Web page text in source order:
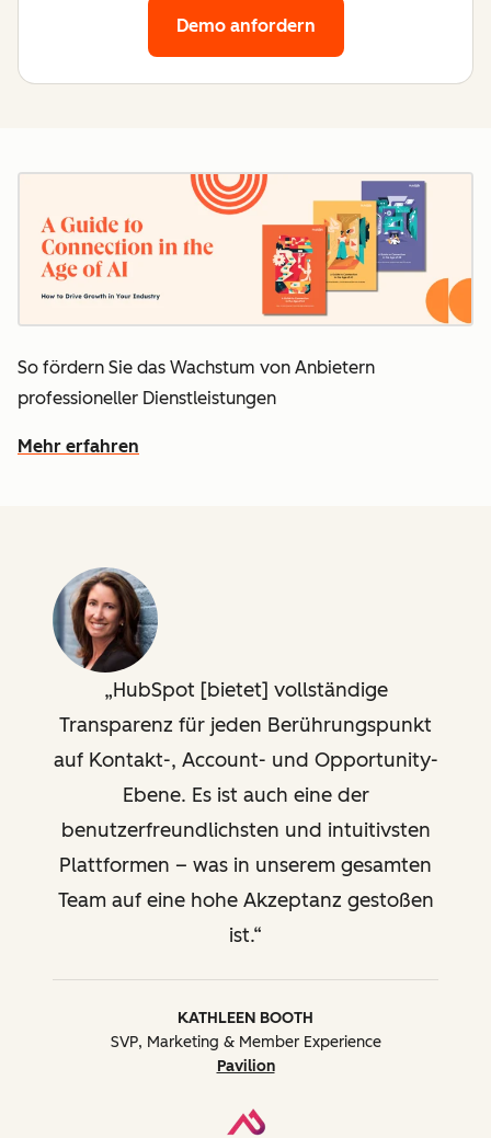
Demo anfordern
So fördern Sie das Wachstum von Anbietern
professioneller Dienstleistungen
Mehr erfahren
HubSpot [bietet] vollständige
Transparenz für jeden Berührungspunkt
auf Kontakt-, Account- und Opportunity-
Ebene. Es ist auch eine der
benutzerfreundlichsten und intuitivsten
Plattformen – was in unserem gesamten
Team auf eine hohe Akzeptanz gestoßen
ist.
KATHLEEN BOOTH
SVP, Marketing & Member Experience
Pavilion